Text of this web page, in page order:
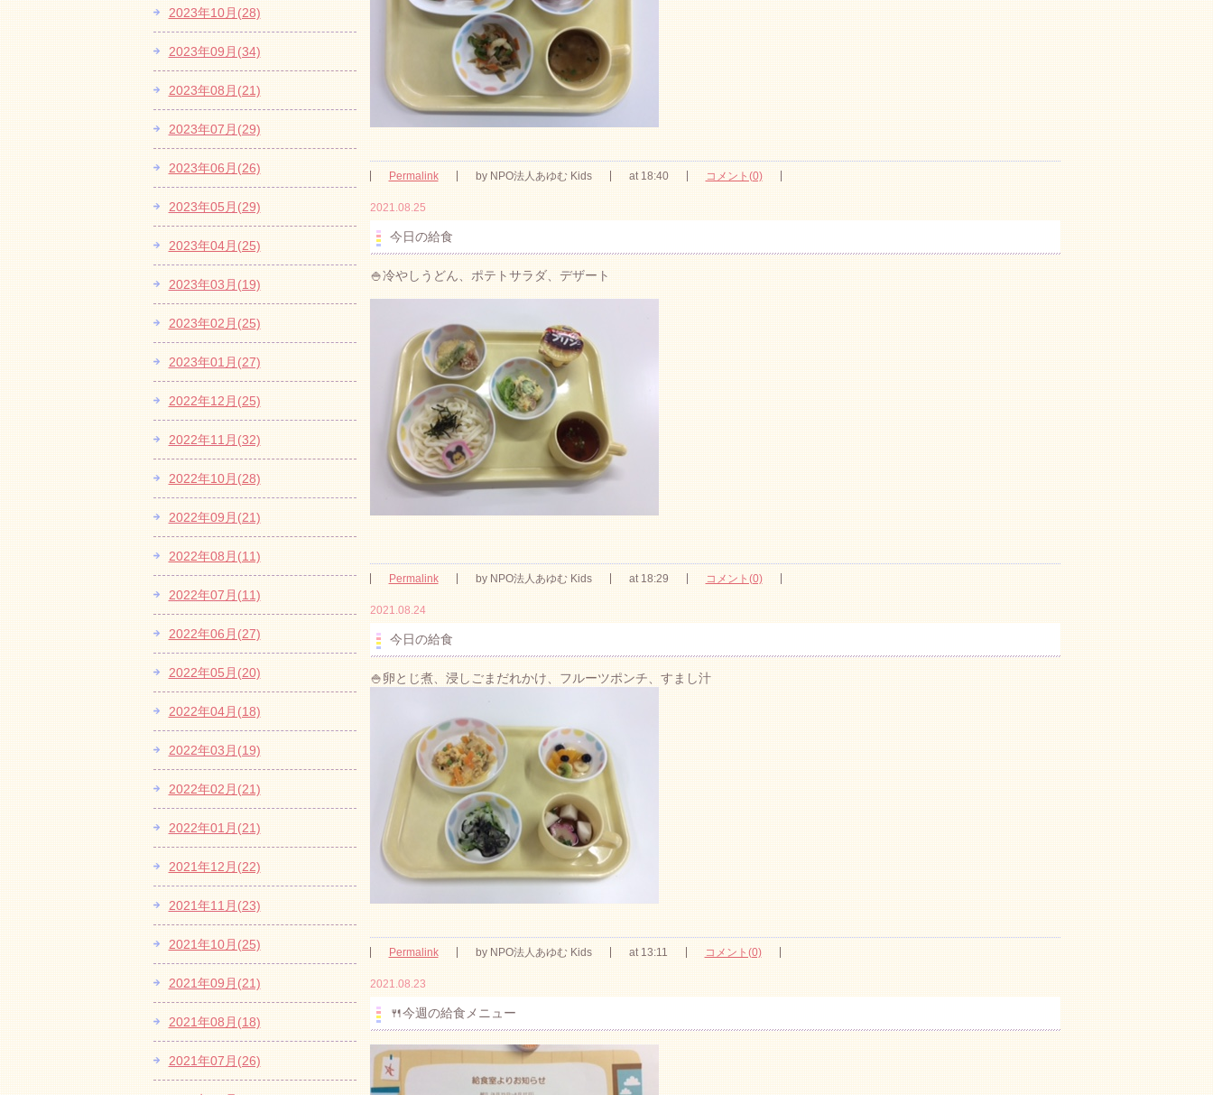
Permalink by NPO法人あゆむ Kids at 18:40 コメント(0)
2021.08.25
今日の給食
🍚冷やしうどん、ポテトサラダ、デザート
Permalink by NPO法人あゆむ Kids at 18:29 コメント(0)
2021.08.24
今日の給食
🍚卵とじ煮、浸しごまだれかけ、フルーツポンチ、すまし汁
Permalink by NPO法人あゆむ Kids at 13:11 コメント(0)
2021.08.23
🍴今週の給食メニュー
2023年10月(28)
2023年09月(34)
2023年08月(21)
2023年07月(29)
2023年06月(26)
2023年05月(29)
2023年04月(25)
2023年03月(19)
2023年02月(25)
2023年01月(27)
2022年12月(25)
2022年11月(32)
2022年10月(28)
2022年09月(21)
2022年08月(11)
2022年07月(11)
2022年06月(27)
2022年05月(20)
2022年04月(18)
2022年03月(19)
2022年02月(21)
2022年01月(21)
2021年12月(22)
2021年11月(23)
2021年10月(25)
2021年09月(21)
2021年08月(18)
2021年07月(26)